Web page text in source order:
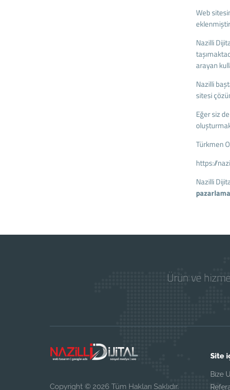
Web
Nazilli
arayan
Nazilli
sitesi
Eğer siz
Türkmen
https://
Nazilli
Ürün ve
Copyright © 2026 Tüm Hakları Saklıdır.
Site
Bize